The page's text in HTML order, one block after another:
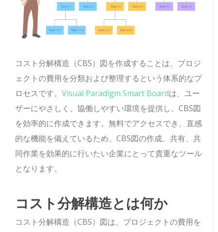
コスト分解構造（CBS）図を作成することは、プロジ
ェクトの費用を分類および整理するという体系的なプ
ロセスです。Visual Paradigm Smart Boardは、ユー
ザーにやさしく、協働しやすい環境を提供し、CBS図
を効率的に作成できます。無料でアクセスでき、直感
的な機能を備えているため、CBS図の作成、共有、共
同作業を効果的に行いたい企業にとって貴重なツール
となります。
コスト分解構造とは何か
コスト分解構造（CBS）図は、プロジェクトの費用を